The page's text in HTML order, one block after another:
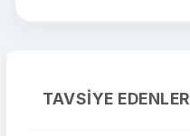
TAVSIYE EDENLER